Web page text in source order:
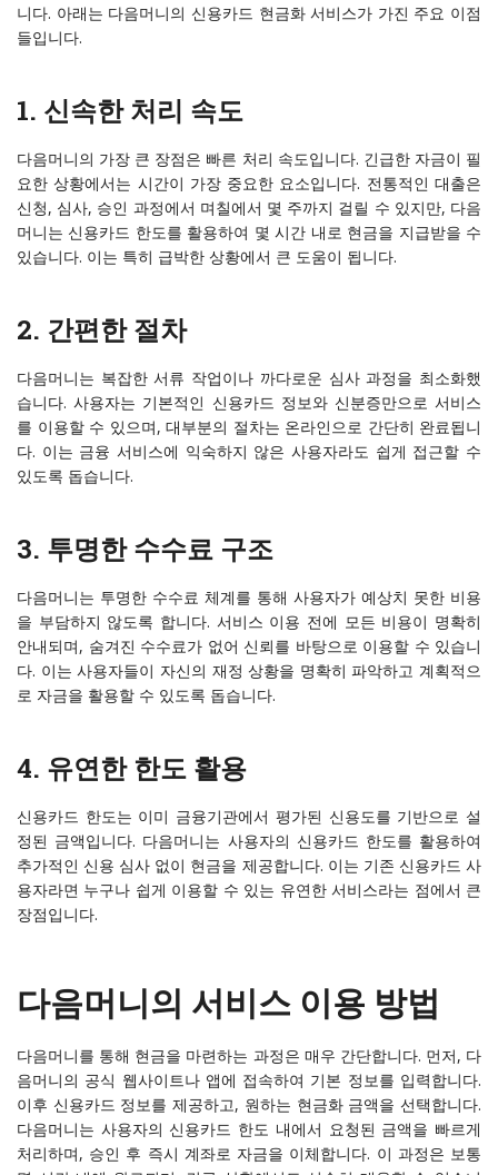
니다. 아래는 다음머니의 신용카드 현금화 서비스가 가진 주요 이점
들입니다.
1. 신속한 처리 속도
다음머니의 가장 큰 장점은 빠른 처리 속도입니다. 긴급한 자금이 필
요한 상황에서는 시간이 가장 중요한 요소입니다. 전통적인 대출은
신청, 심사, 승인 과정에서 며칠에서 몇 주까지 걸릴 수 있지만, 다음
머니는 신용카드 한도를 활용하여 몇 시간 내로 현금을 지급받을 수
있습니다. 이는 특히 급박한 상황에서 큰 도움이 됩니다.
2. 간편한 절차
다음머니는 복잡한 서류 작업이나 까다로운 심사 과정을 최소화했
습니다. 사용자는 기본적인 신용카드 정보와 신분증만으로 서비스
를 이용할 수 있으며, 대부분의 절차는 온라인으로 간단히 완료됩니
다. 이는 금융 서비스에 익숙하지 않은 사용자라도 쉽게 접근할 수
있도록 돕습니다.
3. 투명한 수수료 구조
다음머니는 투명한 수수료 체계를 통해 사용자가 예상치 못한 비용
을 부담하지 않도록 합니다. 서비스 이용 전에 모든 비용이 명확히
안내되며, 숨겨진 수수료가 없어 신뢰를 바탕으로 이용할 수 있습니
다. 이는 사용자들이 자신의 재정 상황을 명확히 파악하고 계획적으
로 자금을 활용할 수 있도록 돕습니다.
4. 유연한 한도 활용
신용카드 한도는 이미 금융기관에서 평가된 신용도를 기반으로 설
정된 금액입니다. 다음머니는 사용자의 신용카드 한도를 활용하여
추가적인 신용 심사 없이 현금을 제공합니다. 이는 기존 신용카드 사
용자라면 누구나 쉽게 이용할 수 있는 유연한 서비스라는 점에서 큰
장점입니다.
다음머니의 서비스 이용 방법
다음머니를 통해 현금을 마련하는 과정은 매우 간단합니다. 먼저, 다
음머니의 공식 웹사이트나 앱에 접속하여 기본 정보를 입력합니다.
이후 신용카드 정보를 제공하고, 원하는 현금화 금액을 선택합니다.
다음머니는 사용자의 신용카드 한도 내에서 요청된 금액을 빠르게
처리하며, 승인 후 즉시 계좌로 자금을 이체합니다. 이 과정은 보통